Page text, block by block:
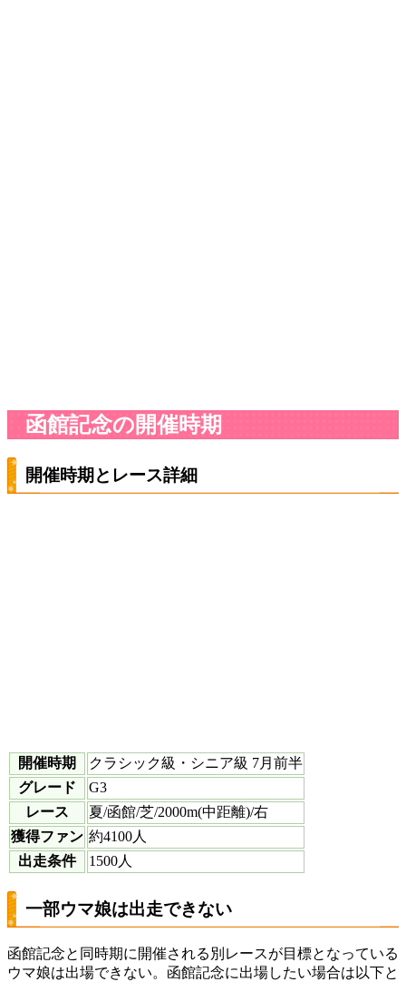
函館記念の開催時期
開催時期とレース詳細
開催時期
クラシック級・シニア級 7月前半
グレード
G3
レース
夏/函館/芝/2000m(中距離)/右
獲得ファン 約4100人
出走条件
1500人
一部ウマ娘は出走できない
函館記念と同時期に開催される別レースが目標となっている
ウマ娘は出場できない。函館記念に出場したい場合は以下と